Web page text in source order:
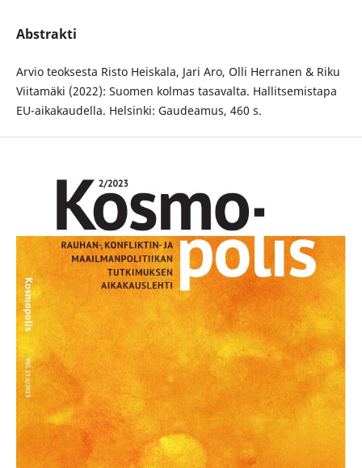
Abstrakti
Arvio teoksesta Risto Heiskala, Jari Aro, Olli Herranen & Riku
Viitamäki (2022): Suomen kolmas tasavalta. Hallitsemistapa
EU-aikakaudella. Helsinki: Gaudeamus, 460 s.